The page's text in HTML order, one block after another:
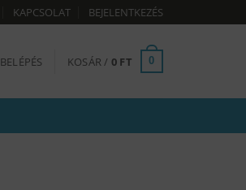
KAPCSOLAT BEJELENTKEZÉS
BELÉPÉS KOSÁR / 0 FT 0